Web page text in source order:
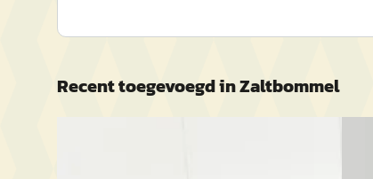
Recent toegevoegd inZaltbommel